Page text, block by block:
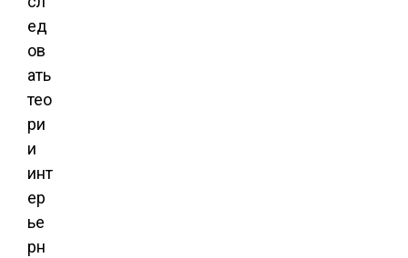
ед
ов
ать
тео
ри
и
инт
ер
ье
рн